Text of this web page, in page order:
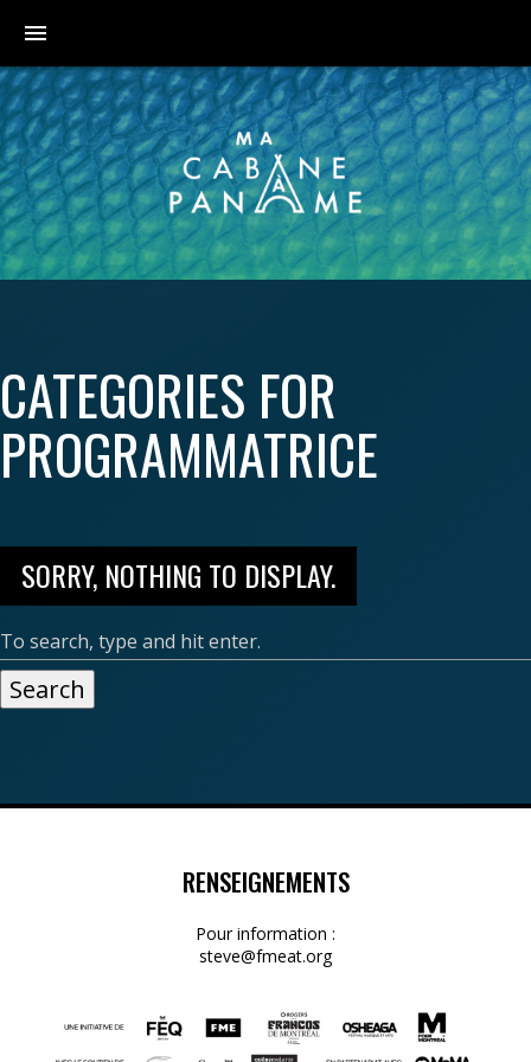
menu
CATEGORIES FOR
PROGRAMMATRICE
SORRY, NOTHING TO DISPLAY.
Search
RENSEIGNEMENTS
Pour information :
steve@fmeat.org